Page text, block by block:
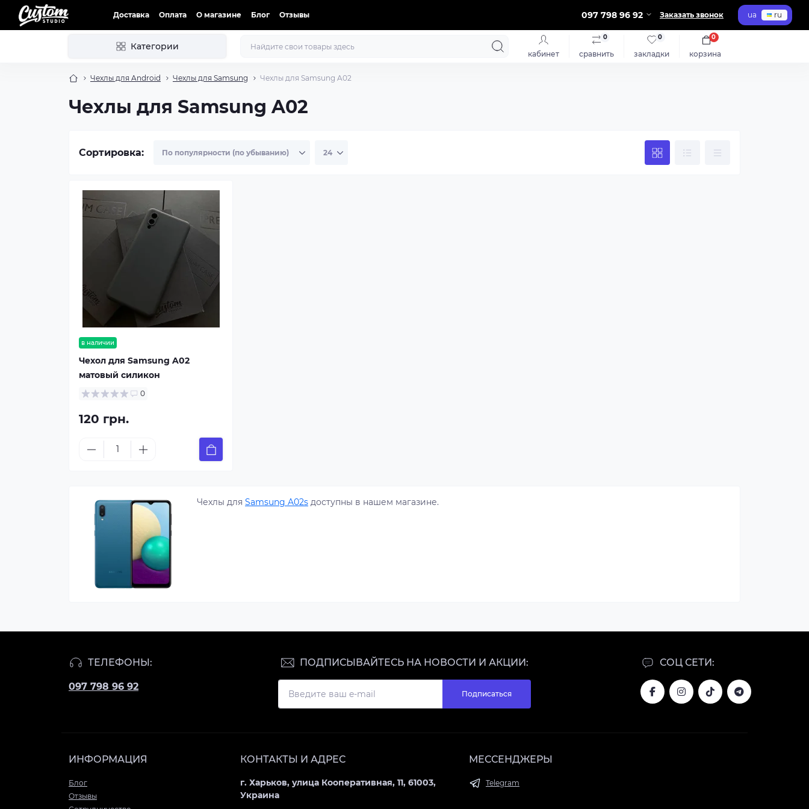
Доставка Оплата О магазине Блог Отзывы 097 798 96 92 Заказать звонок ua ru
Категории
кабинет сравнить
0
закладки
0
корзина
0
Чехлы для Android Чехлы для Samsung Чехлы для Samsung A02
Чехлы для Samsung A02
Сортировка:
в наличии
Чехол для Samsung A02
матовый силикон
0
120 грн.
Чехлы для Samsung A02s доступны в нашем магазине.
ТЕЛЕФОНЫ:
097 798 96 92
СОЦ СЕТИ:
ПОДПИСЫВАЙТЕСЬ НА НОВОСТИ И АКЦИИ:
Подписаться
ИНФОРМАЦИЯ
Блог
Отзывы
КОНТАКТЫ И АДРЕС
г. Харьков, улица Кооперативная, 11, 61003,
Украина
МЕССЕНДЖЕРЫ
Telegram